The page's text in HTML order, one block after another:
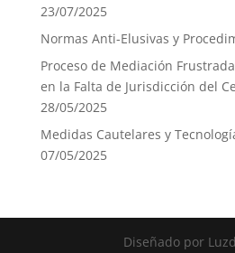
23/07/2025
Normas Anti-Elusivas y
Proceso de Mediación
en la Falta de Jurisdicción del
28/05/2025
Medidas Cautelares y
07/05/2025
Diseñado por